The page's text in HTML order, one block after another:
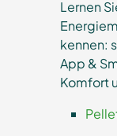
Lernen
kennen:
App &
Komfort